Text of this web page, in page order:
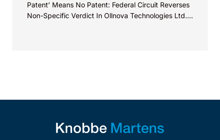
Patent’ Means No Patent: Federal Circuit Reverses
Non-Specific Verdict In Ollnova Technologies Ltd.